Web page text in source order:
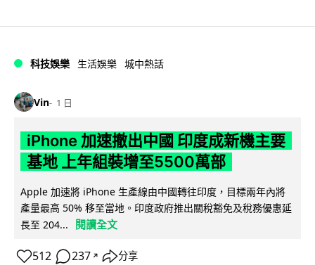
科技娛樂 生活娛樂 城中熱話
Vin 1 日
iPhone 加速撤出中國 印度成新機主要
基地 上年組裝增至5500萬部
Apple 加速將 iPhone 生產線由中國轉往印度，目標兩年內將
產量最高 50% 移至當地。印度政府推出關稅豁免及稅務優惠延
長至 204...
閱讀全文
512 237 ↗ 分享